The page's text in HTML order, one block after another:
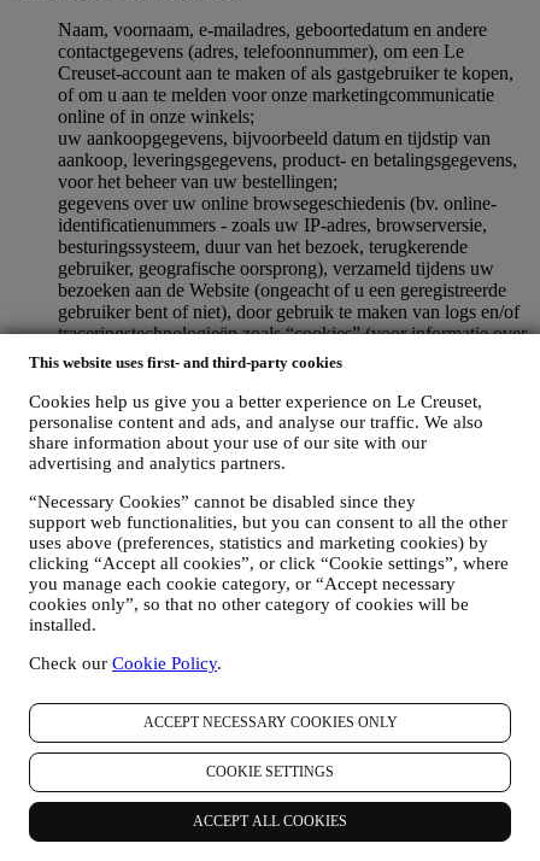
This website uses first- and third-party cookies
Cookies help us give you a better experience on Le Creuset,
personalise content and ads, and analyse our traffic. We also
share information about your use of our site with our
advertising and analytics partners.
“Necessary Cookies” cannot be disabled since they
support web functionalities, but you can consent to all the other
uses above (preferences, statistics and marketing cookies) by
clicking “Accept all cookies”, or click “Cookie settings”, where
you manage each cookie category, or “Accept necessary
cookies only”, so that no other category of cookies will be
installed.
Check our Cookie Policy.
ACCEPT NECESSARY COOKIES ONLY
COOKIE SETTINGS
ACCEPT ALL COOKIES
Naam, voornaam, e-mailadres, geboortedatum en andere
contactgegevens (adres, telefoonnummer), om een Le
Creuset-account aan te maken of als gastgebruiker te kopen,
of om u aan te melden voor onze marketingcommunicatie
online of in onze winkels;
uw aankoopgegevens, bijvoorbeeld datum en tijdstip van
aankoop, leveringsgegevens, product- en betalingsgegevens,
voor het beheer van uw bestellingen;
gegevens over uw online browsegeschiedenis (bv. online-
identificatienummers - zoals uw IP-adres, browserversie,
besturingssysteem, duur van het bezoek, terugkerende
gebruiker, geografische oorsprong), verzameld tijdens uw
bezoeken aan de Website (ongeacht of u een geregistreerde
gebruiker bent of niet), door gebruik te maken van logs en/of
traceringstechnologieën zoals “cookies” (voor informatie over
het verzamelen van gegevens door middel van cookies, zie
, ter verbetering van onze diensten en
advertenties, of voor onze statistische analyse; in de meeste
gevallen zullen we u niet kunnen identificeren aan de hand
van deze technische informatie.
uw feedback, verzoeken, klachten, vragen of interacties met
media, e-mails of telefoontjes).
De persoonsgegevens die van u worden verzameld wanneer u de
Website gebruikt of anderszins persoonlijk identificeerbare
informatie verstrekt, zijn op die manier beschermd en u hebt de
privacyrechten die in paragraaf 8 hieronder worden uitgelegd.
2. WIE VERZAMELT UW GEGEVENS?
De verwerkingsverantwoordelijke voor de e-commercediensten die
met maatschappelijke zetel te Le Creuset Benelux NV,
Drukpersstraat 4, 1000 Brussel, België.
Als u ermee instemt om marketingboodschappen van ons te
ontvangen, worden uw gegevens onderdeel van de
consumentendatabase van Le Creuset Group, die als
gegevensbeheerder wordt beheerd door Le Creuset Group AG, met
het kantoor in Hofstrasse 1A,Neuhofstrasse 4 , Baar, Zugo, 6340